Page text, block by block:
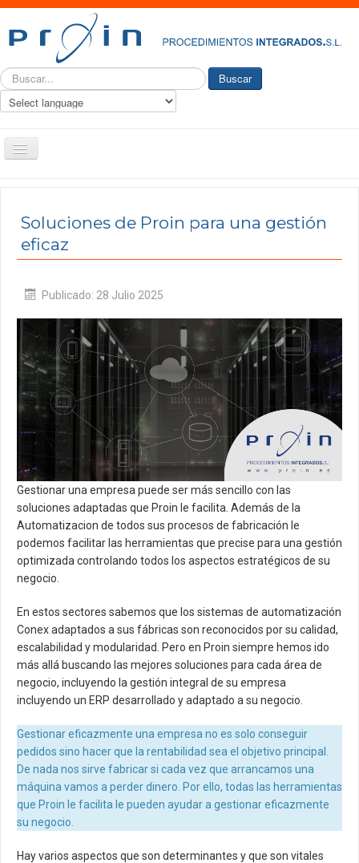
Buscar... Buscar
Toggle
Quiénes somos
Historia
Ingeniería y consultoría
Productos
Actualidad
Artículos Técnicos
Área de descargas
Contacto
Actualidad
Soluciones de Proin para una gestión
eficaz
Publicado: 28 Julio 2025
Gestionar una empresa puede ser más sencillo con las
soluciones adaptadas que Proin le facilita. Además de la
Automatizacion de todos sus procesos de fabricación le
podemos facilitar las herramientas que precise para una gestión
optimizada controlando todos los aspectos estratégicos de su
negocio.
En estos sectores sabemos que los sistemas de automatización
Conex adaptados a sus fábricas son reconocidos por su calidad,
escalabilidad y modularidad. Pero en Proin siempre hemos ido
más allá buscando las mejores soluciones para cada área de
negocio, incluyendo la gestión integral de su empresa
incluyendo un ERP desarrollado y adaptado a su negocio.
Gestionar eficazmente una empresa no es solo conseguir
pedidos sino hacer que la rentabilidad sea el objetivo principal.
De nada nos sirve fabricar si cada vez que arrancamos una
máquina vamos a perder dinero. Por ello, todas las herramientas
que Proin le facilita le pueden ayudar a gestionar eficazmente
su negocio.
Hay varios aspectos que son determinantes y que son vitales